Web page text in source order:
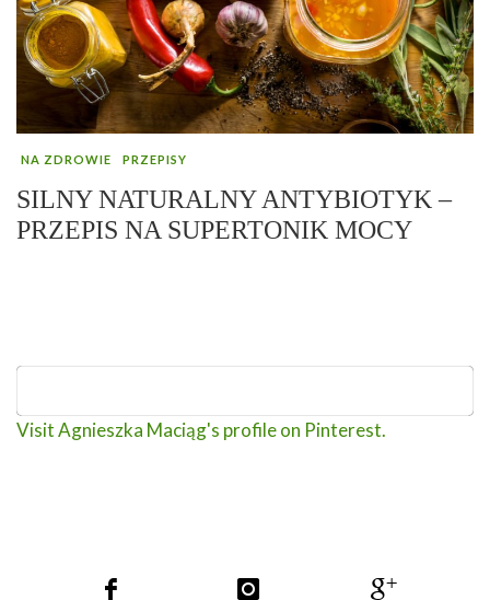
NA ZDROWIE PRZEPISY
SILNY NATURALNY ANTYBIOTYK –
PRZEPIS NA SUPERTONIK MOCY
Visit Agnieszka Maciąg's profile on Pinterest.